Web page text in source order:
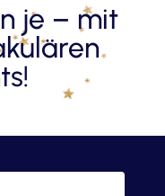
je – mit